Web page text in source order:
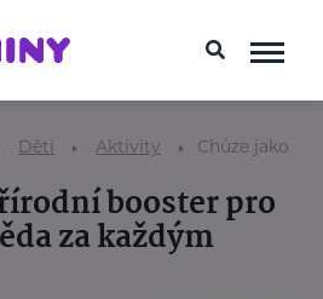
Děti Aktivity Chůze jako
booster pro
za každým